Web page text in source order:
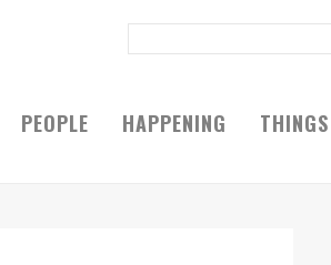
PEOPLE HAPPENING THINGS